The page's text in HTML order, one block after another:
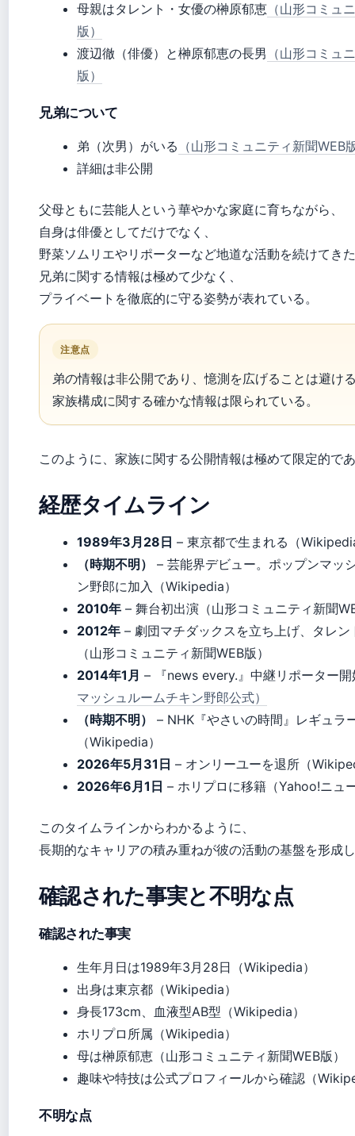
母親はタレント・女優の榊原郁恵 （山形コミュ
版）
渡辺徹（俳優）と榊原郁恵の長男 （山形コミュ
版）
兄弟について
弟（次男）がいる （山形コミュニティ新聞WEB
詳細は非公開
父母ともに芸能人という華やかな家庭に育ちながら、
自身は俳優としてだけでなく、
野菜ソムリエやリポーターなど地道な活動を続けてき
兄弟に関する情報は極めて少なく、
プライベートを徹底的に守る姿勢が表れている。
注意点
弟の情報は非公開であり、憶測を広げることは避け
家族構成に関する確かな情報は限られている。
このように、家族に関する公開情報は極めて限定的で
経歴タイムライン
1989年3月28日 – 東京都で生まれる（
（時期不明）
– 芸能界デビュー。ポップンマッ
ン野郎に加入（Wikipedia）
2010年 – 舞台初出演（山形コミュニティ新聞
2012年 – 劇団マチダックスを立ち上げ、タレン
（山形コミュニティ新聞WEB版）
2014年1月 – 『news every.』中継リポーター開
マッシュルームチキン野郎公式）
（時期不明）
– NHK『やさいの時間』レギュラ
（Wikipedia）
2026年5月31日 – オンリーユーを退所（
2026年6月1日 – ホリプロに移籍（Yahoo!ニュ
このタイムラインからわかるように、
長期的なキャリアの積み重ねが彼の活動の基盤を形成
確認された事実と不明な点
確認された事実
生年月日は1989年3月28日（Wikipedia）
出身は東京都（Wikipedia）
身長173cm、血液型AB型（Wikipedia）
ホリプロ所属（Wikipedia）
母は榊原郁恵（山形コミュニティ新聞WEB版）
趣味や特技は公式プロフィールから確認（
不明な点